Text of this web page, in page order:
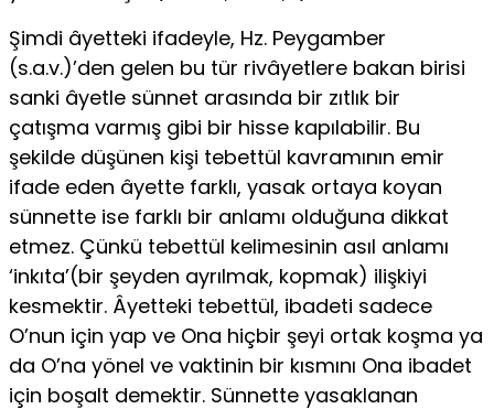
Şimdi âyetteki ifadeyle, Hz. Peygamber
(s.a.v.)’den gelen bu tür rivâyetlere bakan birisi
sanki âyetle sünnet arasında bir zıtlık bir
çatışma varmış gibi bir hisse kapılabilir. Bu
şekilde düşünen kişi tebettül kavramının emir
ifade eden âyette farklı, yasak ortaya ko­yan
sünnette ise farklı bir anlamı olduğuna dikkat
etmez. Çünkü tebettül kelimesinin asıl anlamı
‘inkıta’(bir şeyden ayrılmak, kop­mak) ilişkiyi
kesmektir. Âyetteki tebettül, ibadeti sadece
O’nun için yap ve Ona hiçbir şeyi ortak koşma ya
da O’na yönel ve vaktinin bir kısmını Ona ibadet
için boşalt demektir. Sünnette yasaklanan